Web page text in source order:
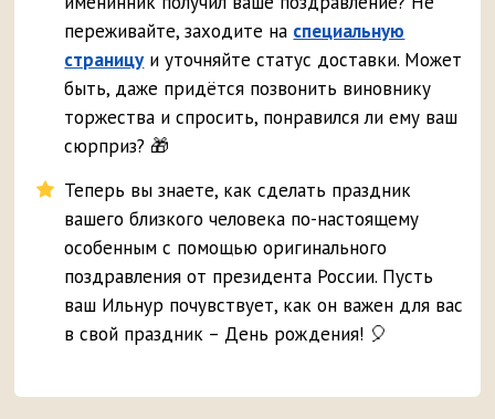
переживайте, заходите на специальную
страницуи уточняйте статус доставки. Может
быть, даже придётся позвонить виновнику
торжества и спросить, понравился ли ему ваш
сюрприз? 🎁
Теперь вы знаете, как сделать праздник
вашего близкого человека по-настоящему
особенным с помощью оригинального
поздравления от президента России. Пусть
ваш Ильнур почувствует, как он важен для вас
в свой праздник – День рождения! 🎈